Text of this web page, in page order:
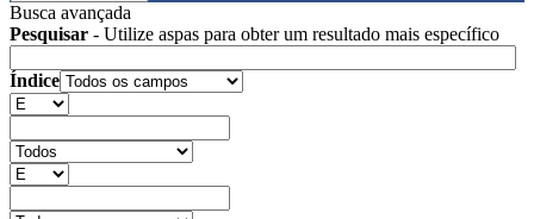
Busca avançada
Pesquisar - Utilize aspas para obter um resultado mais específico
Índice